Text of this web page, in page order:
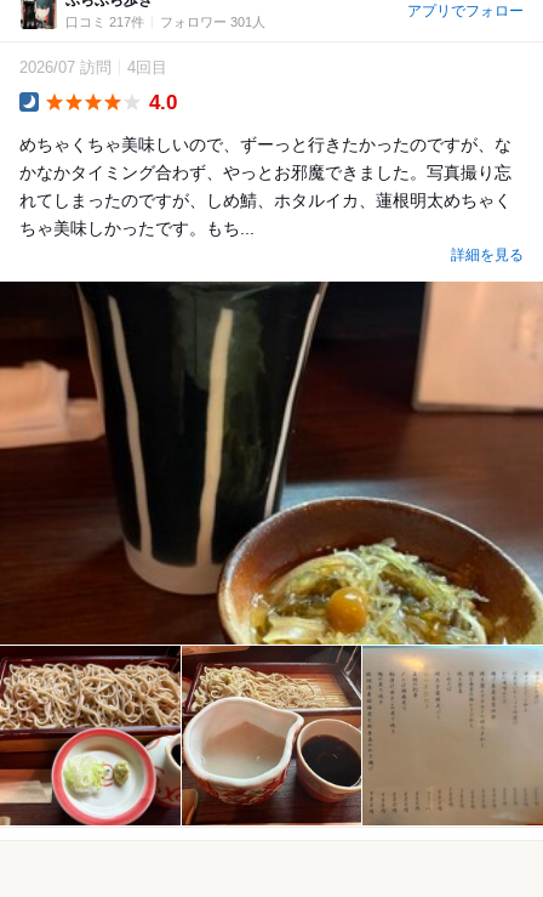
口コミ 217件 フォロワー 301人
アプリでフォロー
2026/07 訪問 4回目
4.0
めちゃくちゃ美味しいので、ずーっと行きたかったのですが、な
かなかタイミング合わず、やっとお邪魔できました。写真撮り忘
れてしまったのですが、しめ鯖、ホタルイカ、蓮根明太めちゃく
ちゃ美味しかったです。もち...
詳細を見る